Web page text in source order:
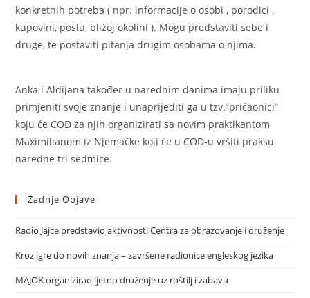
konkretnih potreba ( npr. informacije o osobi , porodici ,
kupovini, poslu, bližoj okolini ). Mogu predstaviti sebe i
druge, te postaviti pitanja drugim osobama o njima.
Anka i Aldijana također u narednim danima imaju priliku
primjeniti svoje znanje i unaprijediti ga u tzv.”pričaonici”
koju će COD za njih organizirati sa novim praktikantom
Maximilianom iz Njemačke koji će u COD-u vršiti praksu
naredne tri sedmice.
Zadnje Objave
Radio Jajce predstavio aktivnosti Centra za obrazovanje i druženje
Kroz igre do novih znanja – završene radionice engleskog jezika
MAJOK organizirao ljetno druženje uz roštilj i zabavu